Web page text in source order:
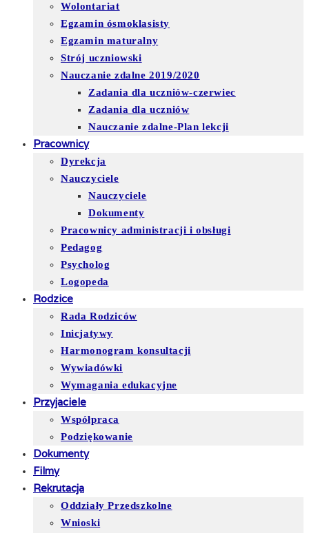
Wolontariat
Egzamin ósmoklasisty
Egzamin maturalny
Strój uczniowski
Nauczanie zdalne 2019/2020
Zadania dla uczniów-czerwiec
Zadania dla uczniów
Nauczanie zdalne-Plan lekcji
Pracownicy
Dyrekcja
Nauczyciele
Nauczyciele
Dokumenty
Pracownicy administracji i obsługi
Pedagog
Psycholog
Logopeda
Rodzice
Rada Rodziców
Inicjatywy
Harmonogram konsultacji
Wywiadówki
Wymagania edukacyjne
Przyjaciele
Współpraca
Podziękowanie
Dokumenty
Filmy
Rekrutacja
Oddziały Przedszkolne
Wnioski